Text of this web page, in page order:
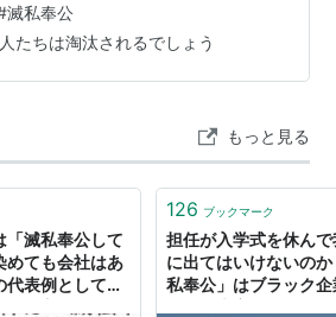
よ、 高市サイドから出てくる情報
が広がってます、 歴代の総理が支
少し違う部分も足されてると最近
す、 岩盤層は約２０％、内閣支持
滅私奉公
たちは淘汰されるでしょう
もっと見る
「滅私奉公して
めても会社はあ
表例としてコ
126 ブックマーク
担任が入学式を休ん
に出てはいけないの
私奉公」はブラック